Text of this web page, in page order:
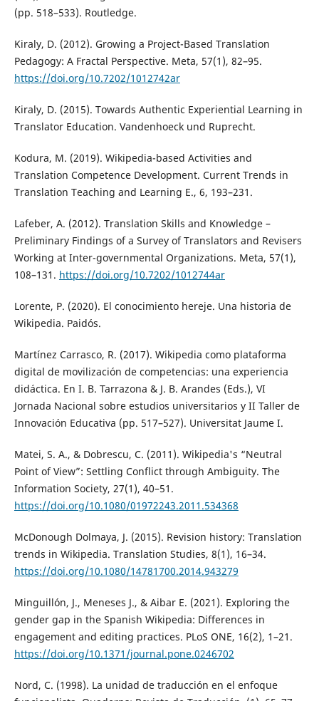
(pp. 518–533). Routledge.
Kiraly, D. (2012). Growing a Project-Based Translation
Pedagogy: A Fractal Perspective. Meta, 57(1), 82–95.
https://doi.org/10.7202/1012742ar
Kiraly, D. (2015). Towards Authentic Experiential Learning in
Translator Education. Vandenhoeck und Ruprecht.
Kodura, M. (2019). Wikipedia-based Activities and
Translation Competence Development. Current Trends in
Translation Teaching and Learning E., 6, 193–231.
Lafeber, A. (2012). Translation Skills and Knowledge –
Preliminary Findings of a Survey of Translators and Revisers
Working at Inter-governmental Organizations. Meta, 57(1),
108–131. https://doi.org/10.7202/1012744ar
Lorente, P. (2020). El conocimiento hereje. Una historia de
Wikipedia. Paidós.
Martínez Carrasco, R. (2017). Wikipedia como plataforma
digital de movilización de competencias: una experiencia
didáctica. En I. B. Tarrazona & J. B. Arandes (Eds.), VI
Jornada Nacional sobre estudios universitarios y II Taller de
Innovación Educativa (pp. 517–527). Universitat Jaume I.
Matei, S. A., & Dobrescu, C. (2011). Wikipedia's “Neutral
Point of View”: Settling Conflict through Ambiguity. The
Information Society, 27(1), 40–51.
https://doi.org/10.1080/01972243.2011.534368
McDonough Dolmaya, J. (2015). Revision history: Translation
trends in Wikipedia. Translation Studies, 8(1), 16–34.
https://doi.org/10.1080/14781700.2014.943279
Minguillón, J., Meneses J., & Aibar E. (2021). Exploring the
gender gap in the Spanish Wikipedia: Differences in
engagement and editing practices. PLoS ONE, 16(2), 1–21.
https://doi.org/10.1371/journal.pone.0246702
Nord, C. (1998). La unidad de traducción en el enfoque